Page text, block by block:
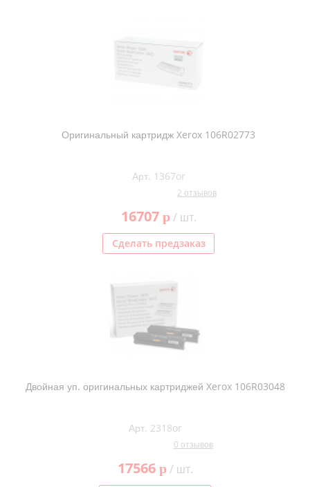
Оригинальный картридж Xerox 106R02773
Арт. 1367or
2 отзывов
16707 p/ шт.
Сделать предзаказ
Двойная уп. оригинальных картриджей Xerox 106R03048
Арт. 2318or
0 отзывов
17566 p/ шт.